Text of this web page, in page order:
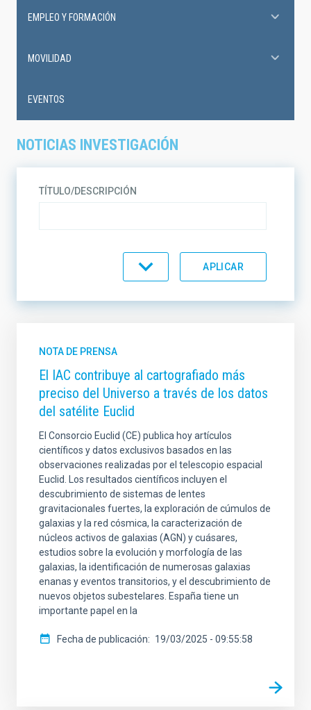
NOTICIAS INVESTIGACIÓN
TÍTULO/DESCRIPCIÓN
FECHA DE PUBLICACIÓN (MIN)
FECHA DE PUBLICACIÓN (MAX)
LÍNEAS DE INVESTIGACIÓN
ORDENAR POR ORDEN
NOTA DE PRENSA
El IAC contribuye al cartografiado más
preciso del Universo a través de los datos
del satélite Euclid
El Consorcio Euclid (CE) publica hoy artículos
científicos y datos exclusivos basados en las
observaciones realizadas por el telescopio espacial
Euclid. Los resultados científicos incluyen el
descubrimiento de sistemas de lentes
gravitacionales fuertes, la exploración de cúmulos de
galaxias y la red cósmica, la caracterización de
núcleos activos de galaxias (AGN) y cuásares,
estudios sobre la evolución y morfología de las
galaxias, la identificación de numerosas galaxias
enanas y eventos transitorios, y el descubrimiento de
nuevos objetos subestelares. España tiene un
importante papel en la
Fecha de publicación 19/03/2025 - 09:55:58
EMPLEO Y FORMACIÓN
MOVILIDAD
EVENTOS